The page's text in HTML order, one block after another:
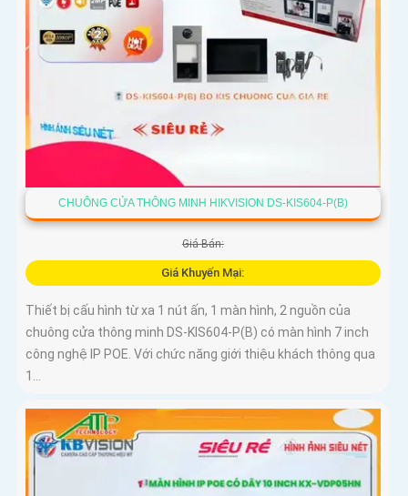
CHUÔNG CỬA THÔNG MINH HIKVISION DS-KIS604-P(B)
Giá Bán:
Giá Khuyến Mại:
Thiết bị cấu hình từ xa 1 nút ấn, 1 màn hình, 2 nguồn của
chuông cửa thông minh DS-KIS604-P(B) có màn hình 7 inch
công nghệ IP POE. Với chức năng giới thiệu khách thông qua
1...